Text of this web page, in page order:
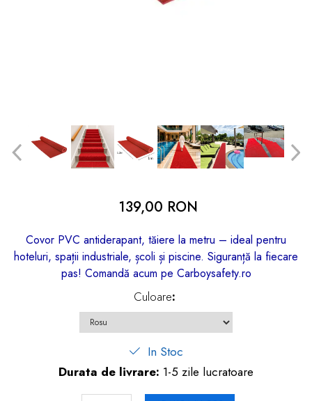
139,00 RON
Covor PVC antiderapant, tăiere la metru – ideal pentru
hoteluri, spații industriale, școli și piscine. Siguranță la fiecare
pas! Comandă acum pe Carboysafety.ro
Culoare:
In Stoc
Durata de livrare: 1-5 zile lucratoare